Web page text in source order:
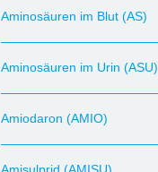
Aminosäuren im Blut (AS)
Aminosäuren im Urin (ASU)
Amiodaron (AMIO)